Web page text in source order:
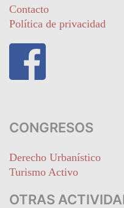
Contacto
Política de privacidad
CONGRESOS
Derecho Urbanístico
Turismo Activo
OTRAS